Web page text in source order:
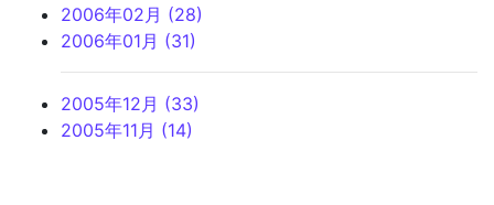
2006年02月 (28)
2006年01月 (31)
2005年12月 (33)
2005年11月 (14)